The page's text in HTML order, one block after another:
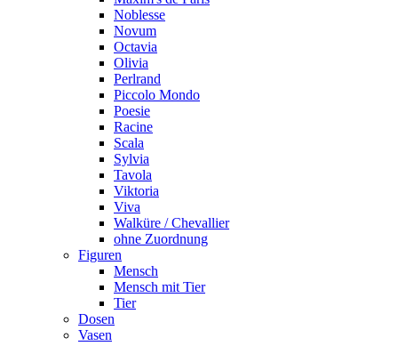
Noblesse
Novum
Octavia
Olivia
Perlrand
Piccolo Mondo
Poesie
Racine
Scala
Sylvia
Tavola
Viktoria
Viva
Walküre / Chevallier
ohne Zuordnung
Figuren
Mensch
Mensch mit Tier
Tier
Dosen
Vasen